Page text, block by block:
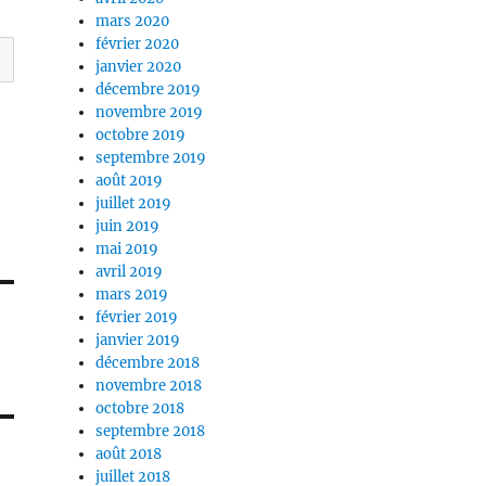
mars 2020
février 2020
janvier 2020
décembre 2019
novembre 2019
octobre 2019
septembre 2019
août 2019
juillet 2019
juin 2019
mai 2019
avril 2019
mars 2019
février 2019
janvier 2019
décembre 2018
novembre 2018
octobre 2018
septembre 2018
août 2018
juillet 2018